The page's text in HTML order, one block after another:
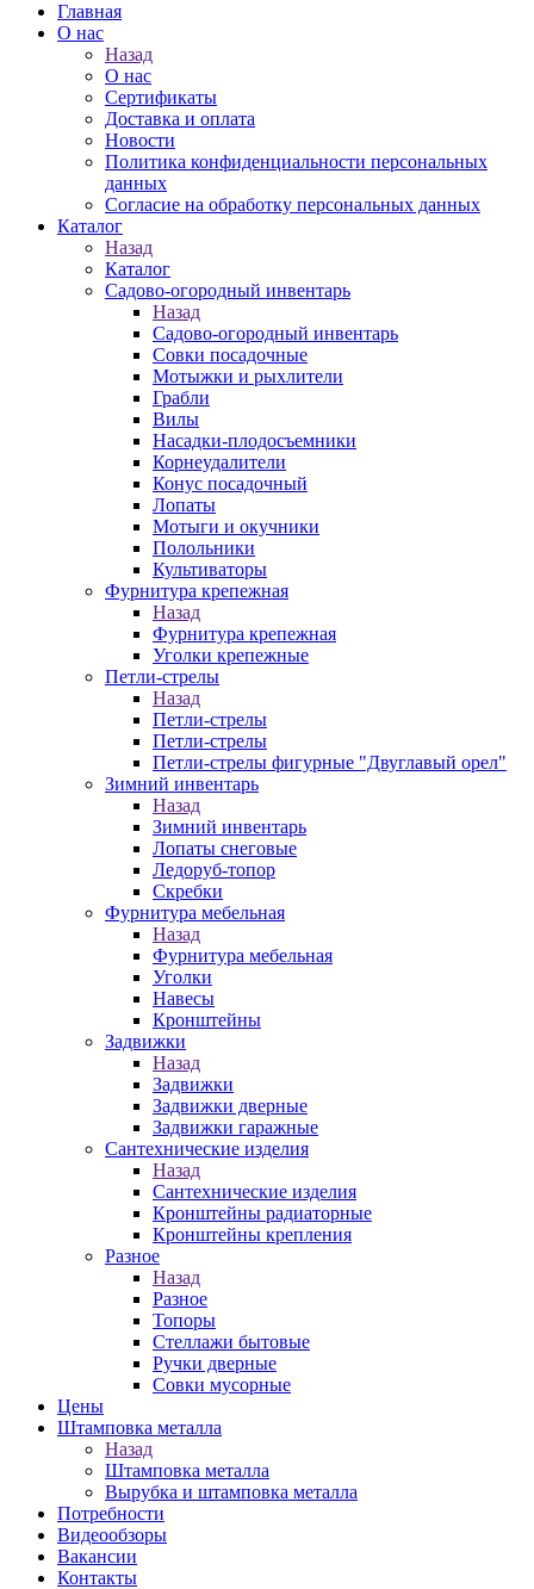
Главная
О нас
Назад
О нас
Сертификаты
Доставка и оплата
Новости
Политика конфиденциальности персональных
данных
Согласие на обработку персональных данных
Каталог
Назад
Каталог
Садово-огородный инвентарь
Назад
Садово-огородный инвентарь
Совки посадочные
Мотыжки и рыхлители
Грабли
Вилы
Насадки-плодосъемники
Корнеудалители
Конус посадочный
Лопаты
Мотыги и окучники
Полольники
Культиваторы
Фурнитура крепежная
Назад
Фурнитура крепежная
Уголки крепежные
Петли-стрелы
Назад
Петли-стрелы
Петли-стрелы
Петли-стрелы фигурные "Двуглавый орел"
Зимний инвентарь
Назад
Зимний инвентарь
Лопаты снеговые
Ледоруб-топор
Скребки
Фурнитура мебельная
Назад
Фурнитура мебельная
Уголки
Навесы
Кронштейны
Задвижки
Назад
Задвижки
Задвижки дверные
Задвижки гаражные
Сантехнические изделия
Назад
Сантехнические изделия
Кронштейны радиаторные
Кронштейны крепления
Разное
Назад
Разное
Топоры
Стеллажи бытовые
Ручки дверные
Совки мусорные
Цены
Штамповка металла
Назад
Штамповка металла
Вырубка и штамповка металла
Потребности
Видеообзоры
Вакансии
Контакты